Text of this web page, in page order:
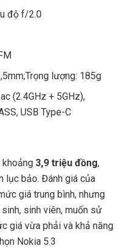
độ f/2.0
lượng: 185g
(2.4GHz + 5GHz),
USB Type-C
khoảng 3,9 triệu đồng,
lục bảo. Đánh giá của
giá trung bình, nhưng
sinh viên, muốn sử
giá vừa phải và khả năng
Nokia 5.3